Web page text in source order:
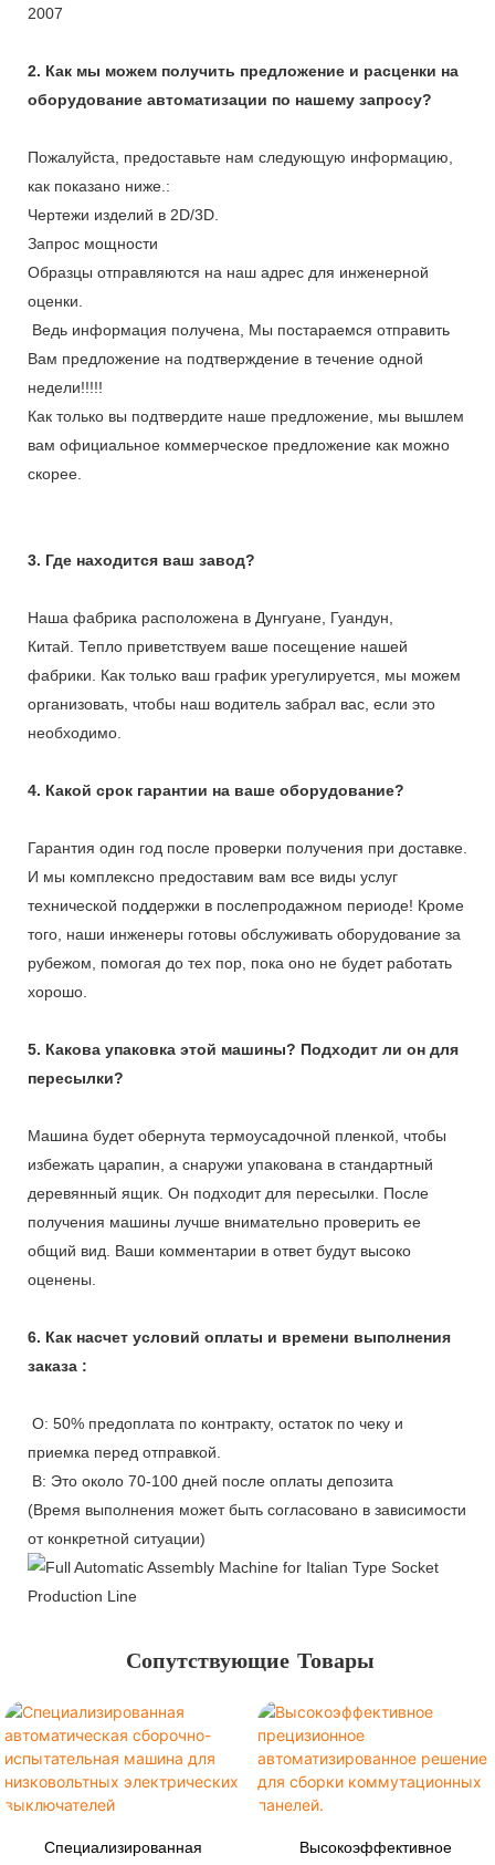
2007
2. Как мы можем получить предложение и расценки на
оборудование автоматизации по нашему запросу?
Пожалуйста, предоставьте нам следующую информацию,
как показано ниже.:
Чертежи изделий в 2D/3D.
Запрос мощности
Образцы отправляются на наш адрес для инженерной
оценки.
Ведь информация получена, Мы постараемся отправить
Вам предложение на подтверждение в течение одной
недели!!!!!
Как только вы подтвердите наше предложение, мы вышлем
вам официальное коммерческое предложение как можно
скорее.
3. Где находится ваш завод?
Наша фабрика расположена в Дунгуане, Гуандун,
Китай. Тепло приветствуем ваше посещение нашей
фабрики. Как только ваш график урегулируется, мы можем
организовать, чтобы наш водитель забрал вас, если это
необходимо.
4. Какой срок гарантии на ваше оборудование?
Гарантия один год после проверки получения при доставке.
И мы комплексно предоставим вам все виды услуг
технической поддержки в послепродажном периоде! Кроме
того, наши инженеры готовы обслуживать оборудование за
рубежом, помогая до тех пор, пока оно не будет работать
хорошо.
5. Какова упаковка этой машины? Подходит ли он для
пересылки?
Машина будет обернута термоусадочной пленкой, чтобы
избежать царапин, а снаружи упакована в стандартный
деревянный ящик. Он подходит для пересылки. После
получения машины лучше внимательно проверить ее
общий вид. Ваши комментарии в ответ будут высоко
оценены.
6. Как насчет условий оплаты и времени выполнения
заказа :
О: 50% предоплата по контракту, остаток по чеку и
приемка перед отправкой.
B: Это около 70-100 дней после оплаты депозита
(Время выполнения может быть согласовано в зависимости
от конкретной ситуации)
Сопутствующие Товары
Специализированная
Высокоэффективное